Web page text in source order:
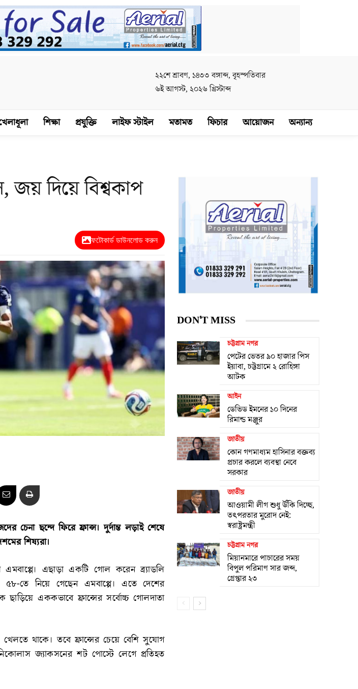
২২শে শ্রাবণ, ১৪৩৩ বঙ্গাব্দ, বৃহস্পতিবার
৬ই আগস্ট, ২০২৬ খ্রিস্টাব্দ
শিক্ষা প্রযুক্তি লাইফ স্টাইল মতামত ফিচার আয়োজন অন্যান্য
দিয়ে বিশ্বকাপ
ফটোকার্ড ডাউনলোড করুন
চেনা ছন্দে ফিরে ফ্রান্স। দুর্দান্ত লড়াই শেষে
শিষ্যরা।
এছাড়া একটি গোল করেন ব্র্যাডলি
৫৮-তে নিয়ে গেছেন এমবাপ্পে। এতে দেশের
এককভাবে ফ্রান্সের সর্বোচ্চ গোলদাতা
থাকে। তবে ফ্রান্সের চেয়ে বেশি সুযোগ
জ্যাকসনের শট পোস্টে লেগে প্রতিহত
DON'T MISS
চট্টগ্রাম নগর
পেটের ভেতর ৯০ হাজার পিস
ইয়াবা, চট্টগ্রামে ২ রোহিঙ্গা
আটক
আইন
ডেভিড ইমনের ১০ দিনের
রিমান্ড মঞ্জুর
জাতীয়
কোন গণমাধ্যম হাসিনার বক্তব্য
প্রচার করলে ব্যবস্থা নেবে
সরকার
জাতীয়
আওয়ামী লীগ শুধু উঁকি দিচ্ছে,
তৎপরতার মুরোদ নেই:
স্বরাষ্ট্রমন্ত্রী
চট্টগ্রাম নগর
মিয়ানমারে পাচারের সময়
বিপুল পরিমাণ সার জব্দ,
গ্রেপ্তার ২৩